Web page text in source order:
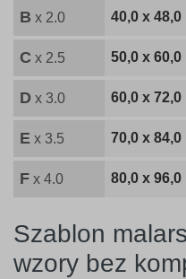
B x 2.0 40,0 x 48,0
C x 2.5 50,0 x 60,0
D x 3.0 60,0 x 72,0
E x 3.5 70,0 x 84,0
F x 4.0 80,0 x 96,0
Szablon
wzory bez